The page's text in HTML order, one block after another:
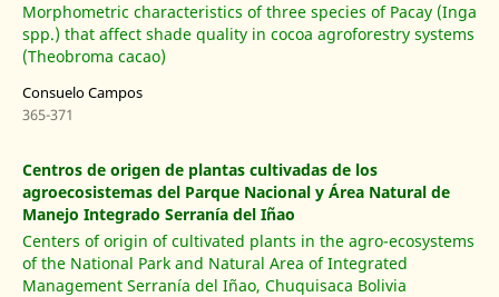
Morphometric characteristics of three species of Pacay (Inga
spp.) that affect shade quality in cocoa agroforestry systems
(Theobroma cacao)
Consuelo Campos
365-371
Centros de origen de plantas cultivadas de los
agroecosistemas del Parque Nacional y Área Natural de
Manejo Integrado Serranía del Iñao
Centers of origin of cultivated plants in the agro-ecosystems
of the National Park and Natural Area of Integrated
Management Serranía del Iñao, Chuquisaca Bolivia